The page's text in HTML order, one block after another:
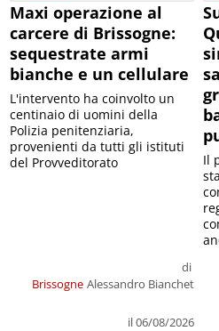
Maxi operazione al
carcere di Brissogne:
sequestrate armi
bianche e un cellulare
Brissogne
di
Alessandro Bianchet
il 06/08/2026
L'intervento ha coinvolto un
centinaio di uomini della
Polizia penitenziaria,
provenienti da tutti gli istituti
del Provveditorato
Il